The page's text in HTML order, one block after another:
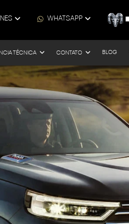
WHATSAPP
TÉCNICA CONTATO BLOG